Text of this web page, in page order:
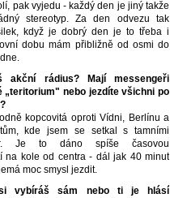
pak vyjedu - každý den je jiný takže
stereotyp. Za den odvezu tak
když je dobrý den je to třeba i
dobu mám přibližně od osmi do
akční rádius? Mají messengeři
„teritorium" nebo jezdíte všichni po
kopcovitá oproti Vídni, Berlínu a
kde jsem se setkal s tamními
Je to dáno spíše časovou
na kole od centra - dál jak 40 minut
moc smysl jezdit.
si vybíráš sám nebo ti je hlásí